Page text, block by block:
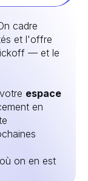
cadre
et l'offre
— et le
espace
en
on en est